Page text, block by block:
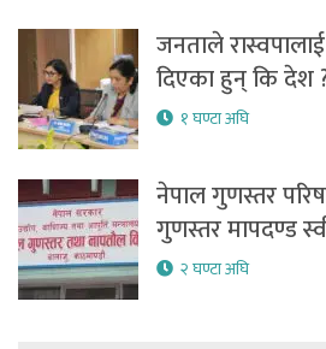
जनताले
दिएका हुन् कि देश
१ घण्टा अघि
नेपाल गुणस्तर
गुणस्तर मापदण्ड
२ घण्टा अघि